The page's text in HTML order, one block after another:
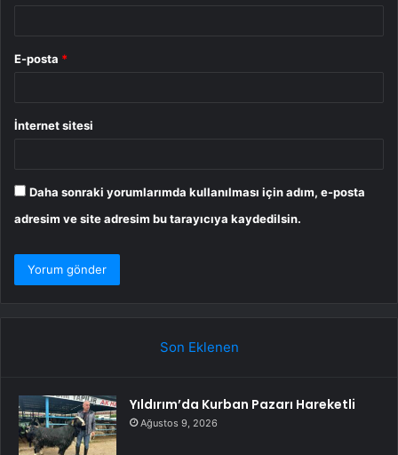
E-posta *
İnternet sitesi
Daha sonraki yorumlarımda kullanılması için adım, e-posta
adresim ve site adresim bu tarayıcıya kaydedilsin.
Son Eklenen
Yıldırım’da Kurban Pazarı Hareketli
Ağustos 9, 2026